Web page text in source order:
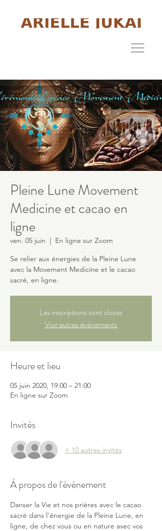
Pleine Lune Movement
Medicine et cacao en
ligne
ven. 05 juin
  |
En ligne sur Zoom
Se relier aux énergies de la Pleine Lune
avec la Movement Medicine et le cacao
sacré, en ligne.
Les inscriptions sont closes
Voir autres événements
Heure et lieu
05 juin 2020, 19:00 – 21:00
En ligne sur Zoom
Invités
+ 10 autres invités
À propos de l'événement
Danser la Vie et nos prières avec le cacao
sacré dans l'énergie de la Pleine Lune, en
ligne, de chez vous ou en nature avec vos